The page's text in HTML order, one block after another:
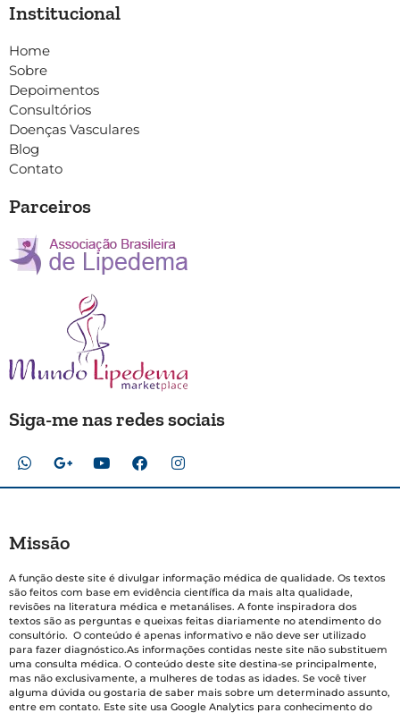
Institucional
Home
Sobre
Depoimentos
Consultórios
Doenças Vasculares
Blog
Contato
Parceiros
Siga-me nas redes sociais
Missão
A função deste site é divulgar informação médica de qualidade. Os textos
são feitos com base em evidência científica da mais alta qualidade,
revisões na literatura médica e metanálises. A fonte inspiradora dos
textos são as perguntas e queixas feitas diariamente no atendimento do
consultório. O conteúdo é apenas informativo e não deve ser utilizado
para fazer diagnóstico.As informações contidas neste site não substituem
uma consulta médica. O conteúdo deste site destina-se principalmente,
mas não exclusivamente, a mulheres de todas as idades. Se você tiver
alguma dúvida ou gostaria de saber mais sobre um determinado assunto,
entre em contato. Este site usa Google Analytics para conhecimento do